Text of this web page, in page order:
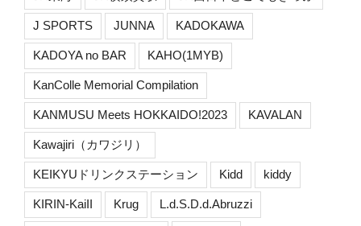
J SPORTS JUNNA KADOKAWA
KADOYA no BAR KAHO(1MYB)
KanColle Memorial Compilation
KANMUSU Meets HOKKAIDO!2023 KAVALAN
Kawajiri（カワジリ）
KEIKYUドリンクステーション Kidd kiddy
KIRIN-KaiII Krug L.d.S.D.d.Abruzzi